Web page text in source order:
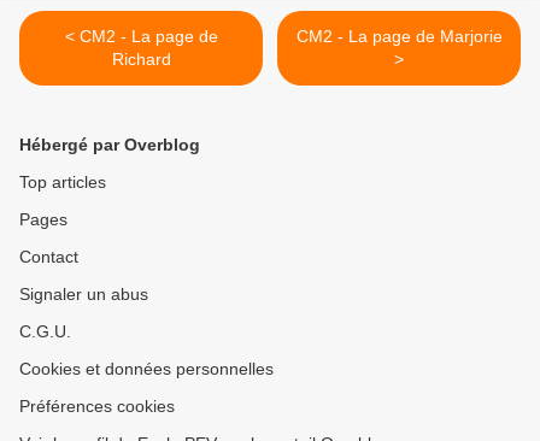
< CM2 - La page de
Richard
CM2 - La page de Marjorie
>
Hébergé par Overblog
Top articles
Pages
Contact
Signaler un abus
C.G.U.
Cookies et données personnelles
Préférences cookies